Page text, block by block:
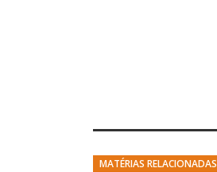
MATÉRIAS RELACIONADAS